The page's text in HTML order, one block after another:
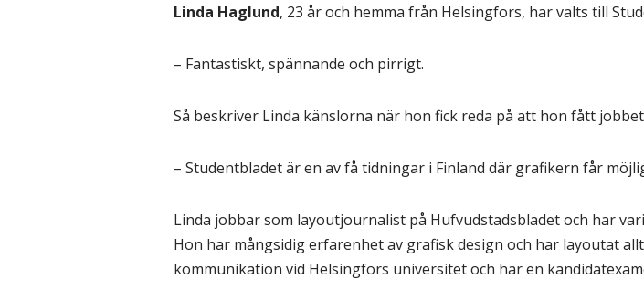
Linda Haglund, 23 år och hemma från Helsingfors, har valts till
– Fantastiskt, spännande och pirrigt.
Så beskriver Linda känslorna när hon fick reda på att hon fått
– Studentbladet är en av få tidningar i Finland där grafikern får
Linda jobbar som layoutjournalist på Hufvudstadsbladet och har
Hon har mångsidig erfarenhet av grafisk design och har layoutat
kommunikation vid Helsingfors universitet och har en